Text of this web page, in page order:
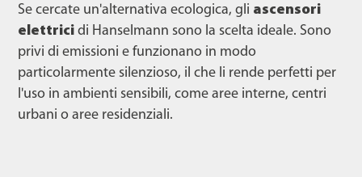
Se cercate un'alternativa ecologica, gli ascensori
elettrici di Hanselmann sono la scelta ideale. Sono
privi di emissioni e funzionano in modo
particolarmente silenzioso, il che li rende perfetti per
l'uso in ambienti sensibili, come aree interne, centri
urbani o aree residenziali.